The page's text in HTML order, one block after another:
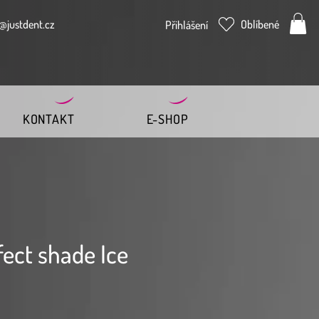
Přihlášení Oblíbené
shade Ice
KONTAKT E-SHOP